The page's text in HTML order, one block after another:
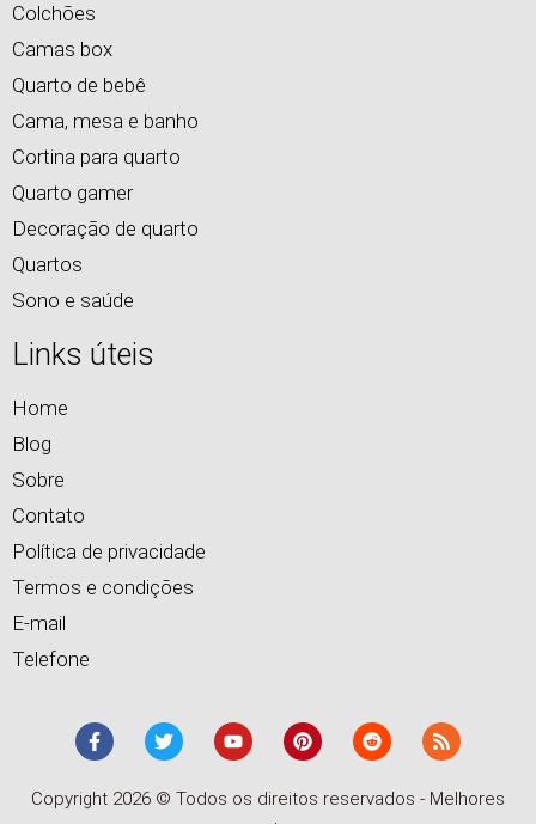
Colchões
Camas box
Quarto de bebê
Cama, mesa e banho
Cortina para quarto
Quarto gamer
Decoração de quarto
Quartos
Sono e saúde
Links úteis
Home
Blog
Sobre
Contato
Política de privacidade
Termos e condições
E-mail
Telefone
Copyright 2026 © Todos os direitos reservados - Melhores